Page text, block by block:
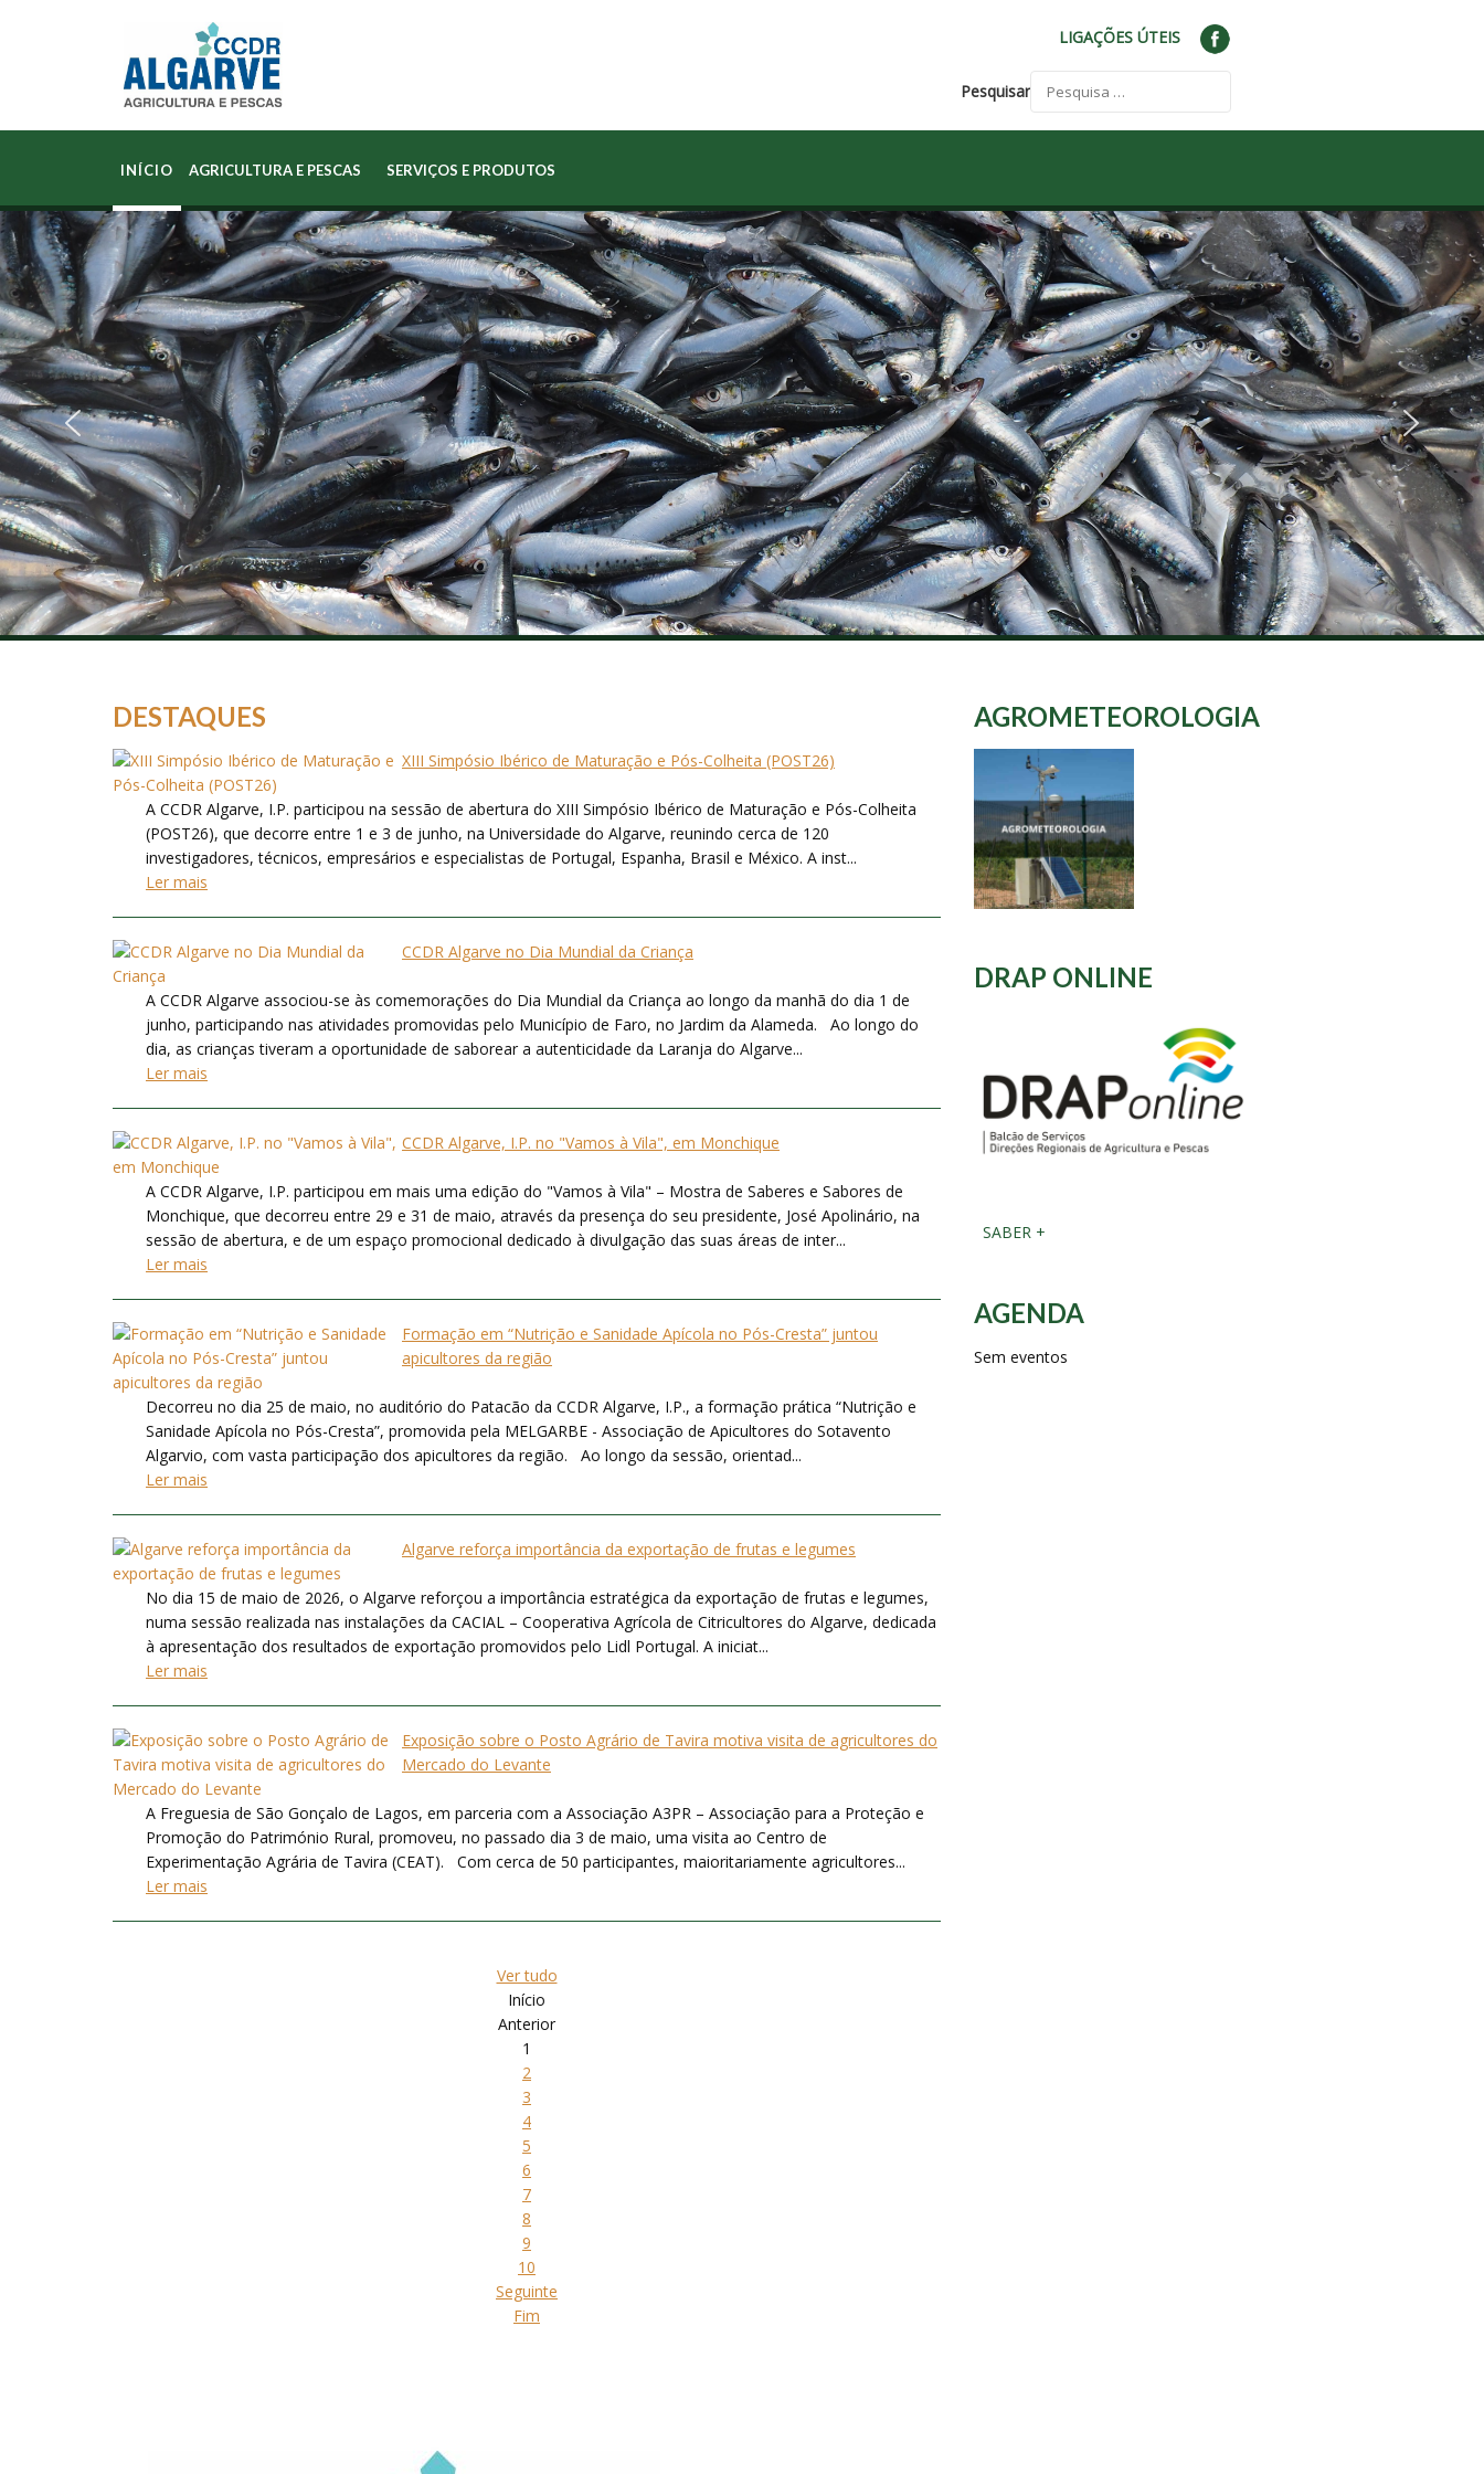
LIGAÇÕES ÚTEIS
Pesquisar
INÍCIO AGRICULTURA E PESCAS SERVIÇOS E PRODUTOS
DESTAQUES
XIII Simpósio Ibérico de Maturação e Pós-Colheita (POST26)
A CCDR Algarve, I.P. participou na sessão de abertura do XIII Simpósio Ibérico de Maturação e Pós-Colheita
(POST26), que decorre entre 1 e 3 de junho, na Universidade do Algarve, reunindo cerca de 120
investigadores, técnicos, empresários e especialistas de Portugal, Espanha, Brasil e México. A inst...
Ler mais
CCDR Algarve no Dia Mundial da Criança
A CCDR Algarve associou-se às comemorações do Dia Mundial da Criança ao longo da manhã do dia 1 de
junho, participando nas atividades promovidas pelo Município de Faro, no Jardim da Alameda. Ao longo do
dia, as crianças tiveram a oportunidade de saborear a autenticidade da Laranja do Algarve...
Ler mais
CCDR Algarve, I.P. no "Vamos à Vila", em Monchique
A CCDR Algarve, I.P. participou em mais uma edição do "Vamos à Vila" – Mostra de Saberes e Sabores de
Monchique, que decorreu entre 29 e 31 de maio, através da presença do seu presidente, José Apolinário, na
sessão de abertura, e de um espaço promocional dedicado à divulgação das suas áreas de inter...
Ler mais
Formação em “Nutrição e Sanidade Apícola no Pós-Cresta” juntou
apicultores da região
Decorreu no dia 25 de maio, no auditório do Patacão da CCDR Algarve, I.P., a formação prática “Nutrição e
Sanidade Apícola no Pós-Cresta”, promovida pela MELGARBE - Associação de Apicultores do Sotavento
Algarvio, com vasta participação dos apicultores da região. Ao longo da sessão, orientad...
Ler mais
Algarve reforça importância da exportação de frutas e legumes
No dia 15 de maio de 2026, o Algarve reforçou a importância estratégica da exportação de frutas e legumes,
numa sessão realizada nas instalações da CACIAL – Cooperativa Agrícola de Citricultores do Algarve, dedicada
à apresentação dos resultados de exportação promovidos pelo Lidl Portugal. A iniciat...
Ler mais
Exposição sobre o Posto Agrário de Tavira motiva visita de agricultores do
Mercado do Levante
A Freguesia de São Gonçalo de Lagos, em parceria com a Associação A3PR – Associação para a Proteção e
Promoção do Património Rural, promoveu, no passado dia 3 de maio, uma visita ao Centro de
Experimentação Agrária de Tavira (CEAT). Com cerca de 50 participantes, maioritariamente agricultores...
Ler mais
Ver tudo
Início
Anterior
1
2
3
4
5
6
7
8
9
10
Seguinte
Fim
AGROMETEOROLOGIA
DRAP ONLINE
SABER +
AGENDA
Sem eventos